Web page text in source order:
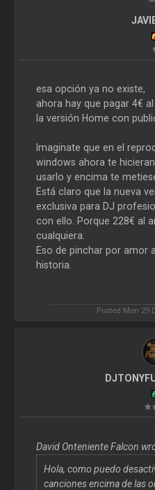
esa opción ya no existe,
ahora hay que pagar 4€
la versión Home con
Imaginate que en el
windows ahora te
usarlo y encima te
Está claro que la nueva
exclusiva para DJ
con ello. Porque 228€ al
cualquiera.
Eso de pinchar por amor
historia.
Posted Mon 29
David Onteniente Falcon
Hola, como puedo
canciones encima de las